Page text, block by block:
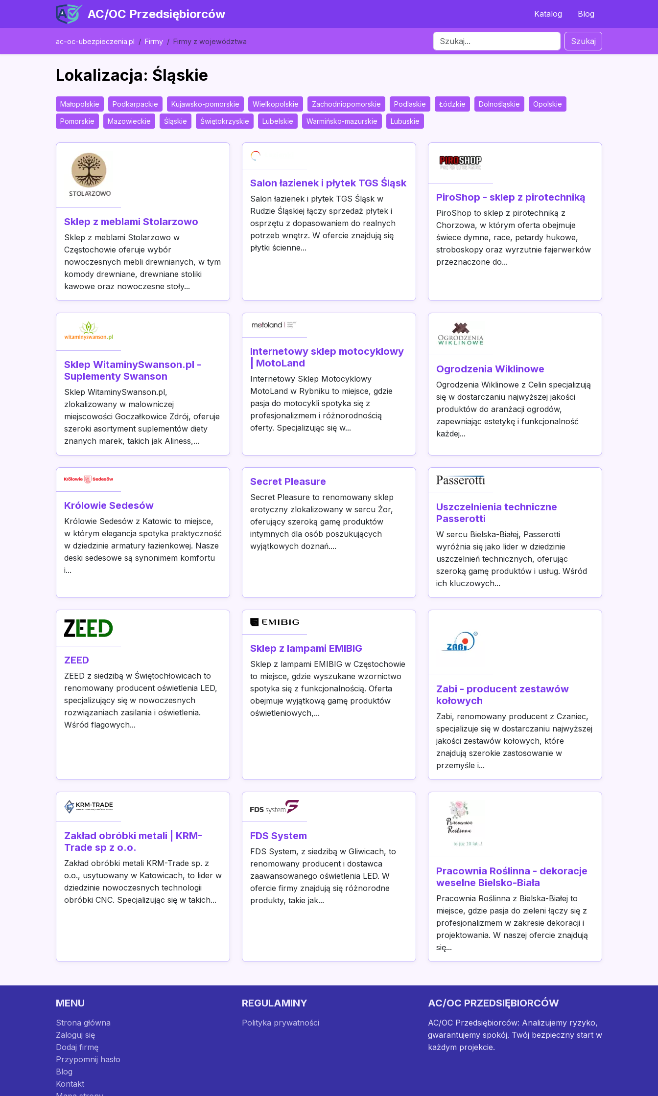
AC/OC Przedsiębiorców Katalog Blog
ac-oc-ubezpieczenia.pl Firmy Firmy z województwa Szukaj
Lokalizacja: Śląskie
Małopolskie Podkarpackie Kujawsko-pomorskie Wielkopolskie Zachodniopomorskie Podlaskie Łódzkie Dolnośląskie Opolskie
Pomorskie Mazowieckie Śląskie Świętokrzyskie Lubelskie Warmińsko-mazurskie Lubuskie
Sklep z meblami Stolarzowo
Sklep z meblami Stolarzowo w
Częstochowie oferuje wybór
nowoczesnych mebli drewnianych, w tym
komody drewniane, drewniane stoliki
kawowe oraz nowoczesne stoły...
Salon łazienek i płytek TGS Śląsk
Salon łazienek i płytek TGS Śląsk w
Rudzie Śląskiej łączy sprzedaż płytek i
osprzętu z dopasowaniem do realnych
potrzeb wnętrz. W ofercie znajdują się
płytki ścienne...
PiroShop - sklep z pirotechniką
PiroShop to sklep z pirotechniką z
Chorzowa, w którym oferta obejmuje
świece dymne, race, petardy hukowe,
stroboskopy oraz wyrzutnie fajerwerków
przeznaczone do...
Sklep WitaminySwanson.pl -
Suplementy Swanson
Sklep WitaminySwanson.pl,
zlokalizowany w malowniczej
miejscowości Goczałkowice Zdrój, oferuje
szeroki asortyment suplementów diety
znanych marek, takich jak Aliness,...
Internetowy sklep motocyklowy
| MotoLand
Internetowy Sklep Motocyklowy
MotoLand w Rybniku to miejsce, gdzie
pasja do motocykli spotyka się z
profesjonalizmem i różnorodnością
oferty. Specjalizując się w...
Ogrodzenia Wiklinowe
Ogrodzenia Wiklinowe z Celin specjalizują
się w dostarczaniu najwyższej jakości
produktów do aranżacji ogrodów,
zapewniając estetykę i funkcjonalność
każdej...
Królowie Sedesów
Królowie Sedesów z Katowic to miejsce,
w którym elegancja spotyka praktyczność
w dziedzinie armatury łazienkowej. Nasze
deski sedesowe są synonimem komfortu
i...
Secret Pleasure
Secret Pleasure to renomowany sklep
erotyczny zlokalizowany w sercu Żor,
oferujący szeroką gamę produktów
intymnych dla osób poszukujących
wyjątkowych doznań....
Uszczelnienia techniczne
Passerotti
W sercu Bielska-Białej, Passerotti
wyróżnia się jako lider w dziedzinie
uszczelnień technicznych, oferując
szeroką gamę produktów i usług. Wśród
ich kluczowych...
ZEED
ZEED z siedzibą w Świętochłowicach to
renomowany producent oświetlenia LED,
specjalizujący się w nowoczesnych
rozwiązaniach zasilania i oświetlenia.
Wśród flagowych...
Sklep z lampami EMIBIG
Sklep z lampami EMIBIG w Częstochowie
to miejsce, gdzie wyszukane wzornictwo
spotyka się z funkcjonalnością. Oferta
obejmuje wyjątkową gamę produktów
oświetleniowych,...
Zabi - producent zestawów
kołowych
Zabi, renomowany producent z Czaniec,
specjalizuje się w dostarczaniu najwyższej
jakości zestawów kołowych, które
znajdują szerokie zastosowanie w
przemyśle i...
Zakład obróbki metali | KRM-
Trade sp z o.o.
Zakład obróbki metali KRM-Trade sp. z
o.o., usytuowany w Katowicach, to lider w
dziedzinie nowoczesnych technologii
obróbki CNC. Specjalizując się w takich...
FDS System
FDS System, z siedzibą w Gliwicach, to
renomowany producent i dostawca
zaawansowanego oświetlenia LED. W
ofercie firmy znajdują się różnorodne
produkty, takie jak...
Pracownia Roślinna - dekoracje
weselne Bielsko-Biała
Pracownia Roślinna z Bielska-Białej to
miejsce, gdzie pasja do zieleni łączy się z
profesjonalizmem w zakresie dekoracji i
projektowania. W naszej ofercie znajdują
się...
MENU
Strona główna
Zaloguj się
Dodaj firmę
Przypomnij hasło
Blog
Kontakt
REGULAMINY
Polityka prywatności
AC/OC PRZEDSIĘBIORCÓW
AC/OC Przedsiębiorców: Analizujemy ryzyko,
gwarantujemy spokój. Twój bezpieczny start w
każdym projekcie.